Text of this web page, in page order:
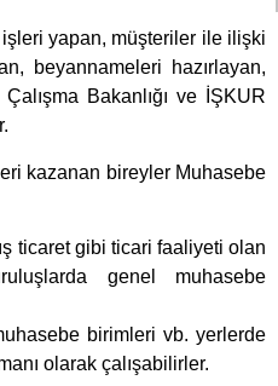
yapan, müşteriler ile ilişki
beyannameleri hazırlayan,
Bakanlığı ve İŞKUR
kazanan bireyler Muhasebe
ticaret gibi ticari faaliyeti olan
genel muhasebe
birimleri vb. yerlerde
olarak çalışabilirler.